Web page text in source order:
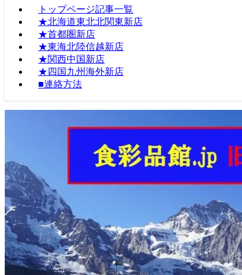
トップページ記事一覧
★北海道東北北関東新店
★首都圏新店
★東海北陸信越新店
★関西中国新店
★四国九州海外新店
■連絡方法